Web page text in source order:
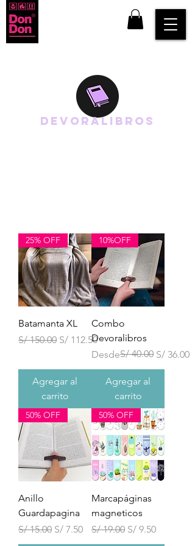
DEVORALIBROS
25% OFF
Batamanta XL
Precio
S/ 150.00 Precio de oferta
S/ 112.50
Agregar al
carrito
10%OFF
Combo
Devoralibros
Desde
PrecioS/ 40.00 S/ 36.00
Precio de oferta
Agregar al
carrito
50% OFF
Anillo
Guardapagina
Precio
S/ 15.00 Precio de oferta
S/ 7.50
50% OFF
Marcapáginas
magneticos
Precio
S/ 19.00 Precio de oferta
S/ 9.50